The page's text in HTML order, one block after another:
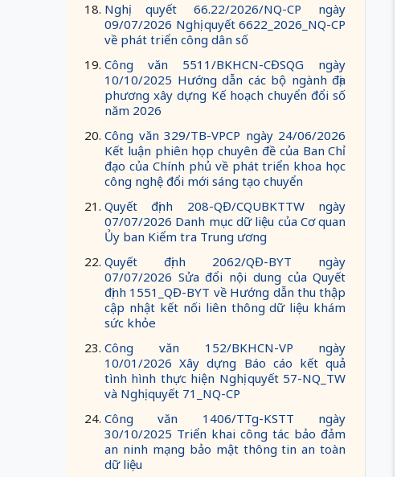
Nghị quyết 66.22/2026/NQ-CP ngày
09/07/2026 Nghị quyết 6622_2026_NQ-CP
về phát triển công dân số
Công văn 5511/BKHCN-CĐSQG ngày
10/10/2025 Hướng dẫn các bộ ngành địa
phương xây dựng Kế hoạch chuyển đổi số
năm 2026
Công văn 329/TB-VPCP ngày 24/06/2026
Kết luận phiên họp chuyên đề của Ban Chỉ
đạo của Chính phủ về phát triển khoa học
công nghệ đổi mới sáng tạo chuyển
Quyết định 208-QĐ/CQUBKTTW ngày
07/07/2026 Danh mục dữ liệu của Cơ quan
Ủy ban Kiểm tra Trung ương
Quyết định 2062/QĐ-BYT ngày
07/07/2026 Sửa đổi nội dung của Quyết
định 1551_QĐ-BYT về Hướng dẫn thu thập
cập nhật kết nối liên thông dữ liệu khám
sức khỏe
Công văn 152/BKHCN-VP ngày
10/01/2026 Xây dựng Báo cáo kết quả
tình hình thực hiện Nghị quyết 57-NQ_TW
và Nghị quyết 71_NQ-CP
Công văn 1406/TTg-KSTT ngày
30/10/2025 Triển khai công tác bảo đảm
an ninh mạng bảo mật thông tin an toàn
dữ liệu